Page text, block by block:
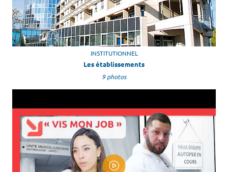
INSTITUTIONNEL
Les établissements
9 photos